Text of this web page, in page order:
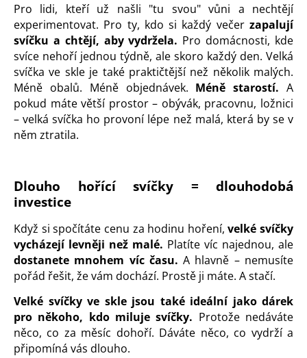
Pro lidi, kteří už našli "tu svou" vůni a nechtějí
experimentovat. Pro ty, kdo si každý večer zapalují
svíčku a chtějí, aby vydržela. Pro domácnosti, kde
svíce nehoří jednou týdně, ale skoro každý den. Velká
svíčka ve skle je také praktičtější než několik malých.
Méně obalů. Méně objednávek. Méně starostí. A
pokud máte větší prostor – obývák, pracovnu, ložnici
– velká svíčka ho provoní lépe než malá, která by se v
něm ztratila.
Dlouho hořící svíčky = dlouhodobá
investice
Když si spočítáte cenu za hodinu hoření,velké svíčky
vycházejí levněji než malé. Platíte víc najednou, ale
dostanete mnohem víc času. A hlavně – nemusíte
pořád řešit, že vám dochází. Prostě ji máte. A stačí.
Velké svíčky ve skle jsou také ideální jako dárek
pro někoho, kdo miluje svíčky. Protože nedáváte
něco, co za měsíc dohoří. Dáváte něco, co vydrží a
připomíná vás dlouho.